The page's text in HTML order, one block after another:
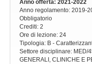
Anno offerta: 2021-2022
Anno regolamento: 2019-
Obbligatorio
Crediti: 2
Ore di lezione: 24
Tipologia: B -
Settore disciplinare: MED/
GENERALI, CLINICHE E